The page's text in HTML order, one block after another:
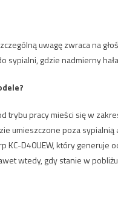
uwagę zwraca na
gdzie nadmierny
trybu pracy mieści się w
umieszczone poza sypialnią
D40UEW, który generuje
wtedy, gdy stanie w pobliżu